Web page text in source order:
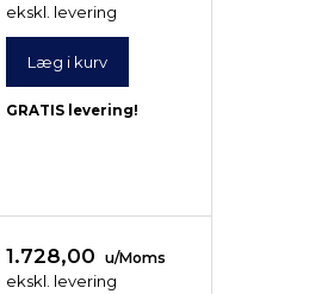
ekskl. levering
Læg i kurv
GRATIS levering!
1.728,00 u/Moms
ekskl. levering